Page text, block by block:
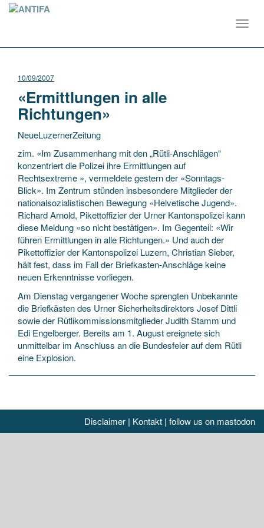
10/09/2007
«Ermittlungen in alle
Richtungen»
NeueLuzernerZeitung
zim. «Im Zusammenhang mit den „Rütli-Anschlägen“
konzentriert die Polizei ihre Ermittlungen auf
Rechtsextreme », vermeldete gestern der «Sonntags-
Blick». Im Zentrum stünden insbesondere Mitglieder der
nationalsozialistischen Bewegung «Helvetische Jugend».
Richard Arnold, Pikettoffizier der Urner Kantonspolizei kann
diese Meldung «so nicht bestätigen». Im Gegenteil: «Wir
führen Ermittlungen in alle Richtungen.» Und auch der
Pikettoffizier der Kantonspolizei Luzern, Christian Sieber,
hält fest, dass im Fall der Briefkasten-Anschläge keine
neuen Erkenntnisse vorliegen.
Am Dienstag vergangener Woche sprengten Unbekannte
die Briefkästen des Urner Sicherheitsdirektors Josef Dittli
sowie der Rütlikommissionsmitglieder Judith Stamm und
Edi Engelberger. Bereits am 1. August ereignete sich
unmittelbar im Anschluss an die Bundesfeier auf dem Rütli
eine Explosion.
Disclaimer | Kontakt | follow us on mastodon